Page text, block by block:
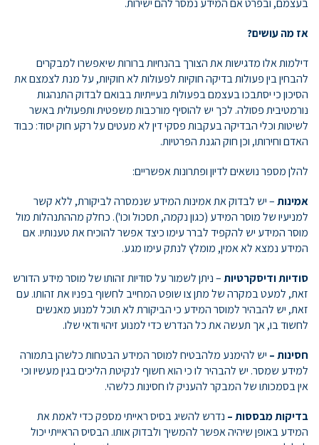
בעצמם, ובפרט אם המידע נמסר להם ישירות.
אז מה עושים?
דילמות אלו מדגישות את הצורך בהנחיות ברורות שיאפשרו למבקרים
להבחין בין פעולות בדיקה חוקיות לפעולות לא חוקיות, על מנת לצמצם את
הסיכון כי יסתבכו בעצמם בפעולות בעייתיות בבואם לבדוק התנהגות
נורמטיבית פסולה. לכך יש להוסיף מורכבות משפטית ותפעולית באשר
לשיטות וכלי הבדיקה בעקבות פסקי דין לא מעטים על רקע חוק יסוד: כבוד
האדם וחירותו, וכן חוק הגנת הפרטיות.
להלן מספר נושאים לדיון ופתרונות אפשריים:
אמינות– יש לבדוק את אמינות המידע שנמסרה לביקורת, ללא קשר
למניעיו של מוסר המידע (כגון נקמה, תסכול וכו'). כחלק מההתנהלות מול
מוסר המידע יש להקפיד לברר עימו כיצד אפשר להוכיח את טענותיו. אם
המידע נמצא לא אמין, מומלץ לנתק עימו מגע.
סודיות ודיסקרטיות– ניתן לשמור על סודיות זהותו של מוסר מידע הדורש
זאת, למעט במקרה של מתן צו שופט המחייב לחשוף בפניו את זהותו. עם
זאת, יש להבהיר למוסר המידע כי הביקורת לא תוכל למנוע מאנשים
לחשוד בו, אך תעשה את כל הנדרש כדי למנוע זיהוי ודאי שלו.
חסינות – יש להימנע מלהבטיח למוסר המידע הבטחות כלשהן בתמורה
למידע שמסר. יש להבהיר לו כי הוא חשוף לנקיטת הליכים בגין מעשיו וכי
אין בסמכותו של המבקר להעניק לו חסינות כלשהי.
בדיקות מבססות – נדרש להשיג בסיס ראייתי מספק כדי לאמת את
המידע באופן שיהיה אפשר להמשיך ולבדוק אותו. הבסיס הראייתי יכול